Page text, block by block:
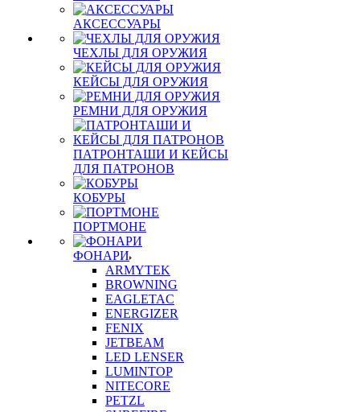
АКСЕССУАРЫ
ЧЕХЛЫ ДЛЯ ОРУЖИЯ
КЕЙСЫ ДЛЯ ОРУЖИЯ
РЕМНИ ДЛЯ ОРУЖИЯ
ПАТРОНТАШИ И КЕЙСЫ
ДЛЯ ПАТРОНОВ
КОБУРЫ
ПОРТМОНЕ
ФОНАРИ
ARMYTEK
BROWNING
EAGLETAC
ENERGIZER
FENIX
JETBEAM
LED LENSER
LUMINTOP
NITECORE
PETZL